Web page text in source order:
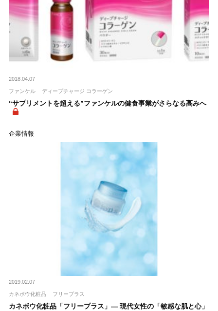
2018.04.07
ファンケル ディープチャージ コラーゲン
“サプリメントを超える”ファンケルの健食事業がさらなる高みへ
企業情報
2019.02.07
カネボウ化粧品 フリープラス
カネボウ化粧品「フリープラス」― 現代女性の「敏感な肌と心」